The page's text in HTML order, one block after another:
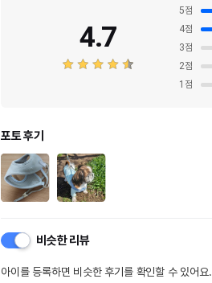
4.7
5점
4점
3점
2점
1 점
포토 후기
비슷한 리뷰
아이를 등록하면 비슷한 후기를 확인할 수 있어요.